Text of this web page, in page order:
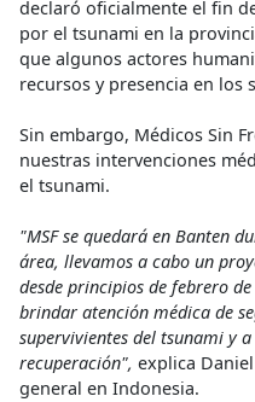
declaró oficialmente el fin
por el tsunami en la
que algunos actores
recursos y presencia en los
Sin embargo, Médicos Sin
nuestras intervenciones
el tsunami.
"MSF se quedará en Banten
área, llevamos a cabo un
desde principios de febrero
brindar atención médica de
supervivientes del tsunami y
recuperación", explica
general en Indonesia.